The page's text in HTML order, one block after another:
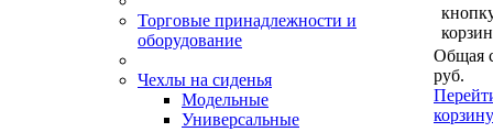
Торговые принадлежности и
оборудование
Чехлы на сиденья
Модельные
Универсальные
Общая
руб.
корзину